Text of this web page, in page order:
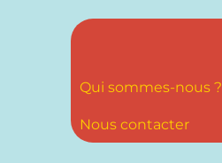
Qui sommes-nous ?
Nous contacter